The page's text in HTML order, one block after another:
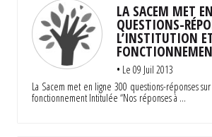
LA SACEM MET
QUESTIONS-
L’INSTITUTION
• Le 09 Juil 2013
La Sacem met en ligne 300 questions-réponses
fonctionnement Intitulée “Nos réponses à …